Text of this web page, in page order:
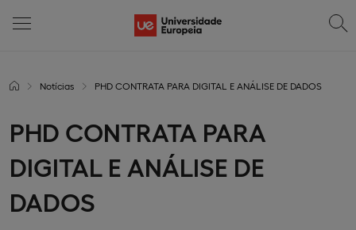
Notícias PHD CONTRATA PARA DIGITAL E ANÁLISE DE DADOS
PHD CONTRATA PARA
DIGITAL E ANÁLISE DE
DADOS